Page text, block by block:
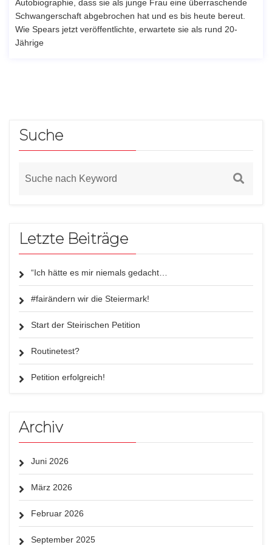
Autobiographie, dass sie als junge Frau eine überraschende
Schwangerschaft abgebrochen hat und es bis heute bereut.
Wie Spears jetzt veröffentlichte, erwartete sie als rund 20-
Jährige
Suche
Letzte Beiträge
“Ich hätte es mir niemals gedacht…
#fairändern wir die Steiermark!
Start der Steirischen Petition
Routinetest?
Petition erfolgreich!
Archiv
Juni 2026
März 2026
Februar 2026
September 2025